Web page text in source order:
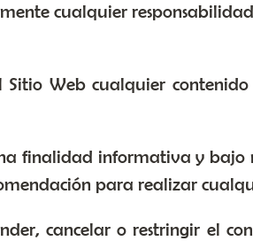
cualquier
Web cualquier
finalidad informativa y bajo
para realizar
cancelar o restringir el